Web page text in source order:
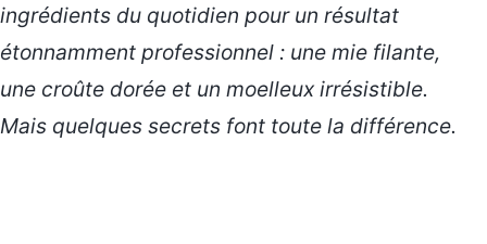
ingrédients du quotidien pour un résultat
étonnamment professionnel : une mie filante,
une croûte dorée et un moelleux irrésistible.
Mais quelques secrets font toute la différence.